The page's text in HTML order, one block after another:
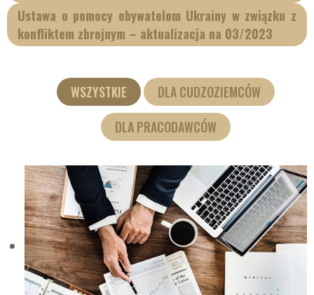
Ustawa o pomocy obywatelom Ukrainy w związku z
konfliktem zbrojnym – aktualizacja na 03/2023
WSZYSTKIE
DLA CUDZOZIEMCÓW
DLA PRACODAWCÓW